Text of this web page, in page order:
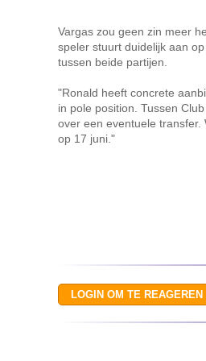
Vargas zou geen zin meer
speler stuurt duidelijk aan
tussen beide partijen.
"Ronald heeft concrete
in pole position. Tussen
over een eventuele
op 17 juni."